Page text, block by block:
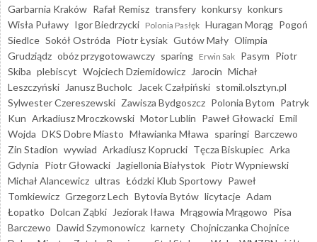
Garbarnia Kraków Rafał Remisz transfery konkursy konkurs
Wisła Puławy Igor Biedrzycki Polonia Pasłęk Huragan Morąg Pogoń
Siedlce Sokół Ostróda Piotr Łysiak Gutów Mały Olimpia
Grudziądz obóz przygotowawczy sparing Erwin Sak Pasym Piotr
Skiba plebiscyt Wojciech Dziemidowicz Jarocin Michał
Leszczyński
Janusz Bucholc Jacek Czałpiński stomil.olsztyn.pl
Sylwester Czereszewski Zawisza Bydgoszcz Polonia Bytom Patryk
Kun Arkadiusz Mroczkowski Motor Lublin Paweł Głowacki Emil
Wojda DKS Dobre Miasto Mławianka Mława sparingi Barczewo
Zin Stadion wywiad Arkadiusz Koprucki Tęcza Biskupiec Arka
Gdynia Piotr Głowacki Jagiellonia Białystok Piotr Wypniewski
Michał Alancewicz ultras Łódzki Klub Sportowy Paweł
Tomkiewicz Grzegorz Lech Bytovia Bytów licytacje Adam
Łopatko Dolcan Ząbki Jeziorak Iława Mrągowia Mrągowo Pisa
Barczewo Dawid Szymonowicz karnety Chojniczanka Chojnice